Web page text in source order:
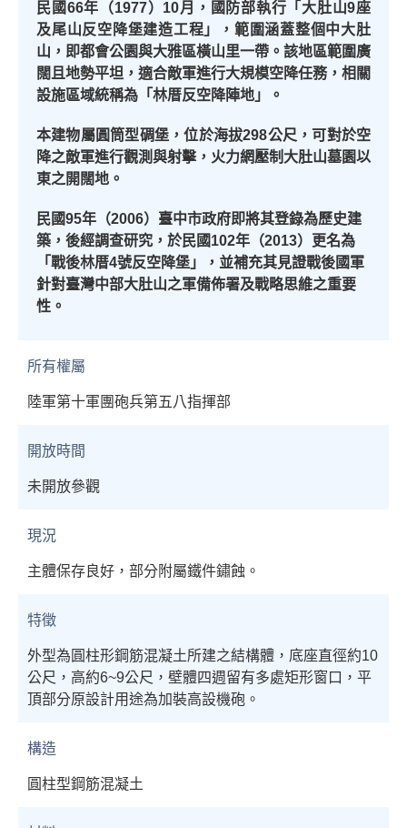
民國66年（1977） 10月，國防部執行「大肚山9座
及尾山反空降堡建造工程」，範圍涵蓋整個中大肚
山，即都會公園與大雅區橫山里一帶。該地區範圍廣
闊且地勢平坦，適合敵軍進行大規模空降任務，相關
設施區域統稱為「林厝反空降陣地」。
本建物屬圓筒型碉堡，位於海拔298公尺，可對於空
降之敵軍進行觀測與射擊，火力網壓制大肚山墓園以
東之開闊地。
民國95年（2006）臺中市政府即將其登錄為歷史建
築，後經調查研究，於民國102年（2013）更名為
「戰後林厝4號反空降堡」，並補充其見證戰後國軍
針對臺灣中部大肚山之軍備佈署及戰略思維之重要
性。
所有權屬
陸軍第十軍團砲兵第五八指揮部
開放時間
未開放參觀
現況
主體保存良好，部分附屬鐵件鏽蝕。
特徵
外型為圓柱形鋼筋混凝土所建之結構體，底座直徑約10
公尺，高約6~9公尺，壁體四週留有多處矩形窗口，平
頂部分原設計用途為加裝高設機砲。
構造
圓柱型鋼筋混凝土